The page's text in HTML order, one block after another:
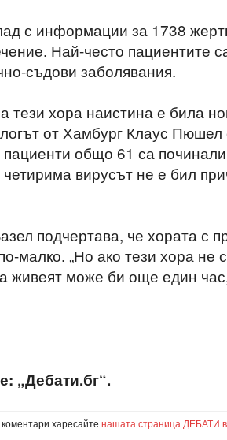
с информации за 1738
Най-често пациентите
съдови заболявания.
тези хора наистина е била
от Хамбург Клаус Пюшел
общо 61 са
вирусът не е бил
подчертава, че хората с
малко. „Но ако тези хора не
живеят може би още един
„Дебати.бг“.
харесайте нашата страница ДЕБАТИ